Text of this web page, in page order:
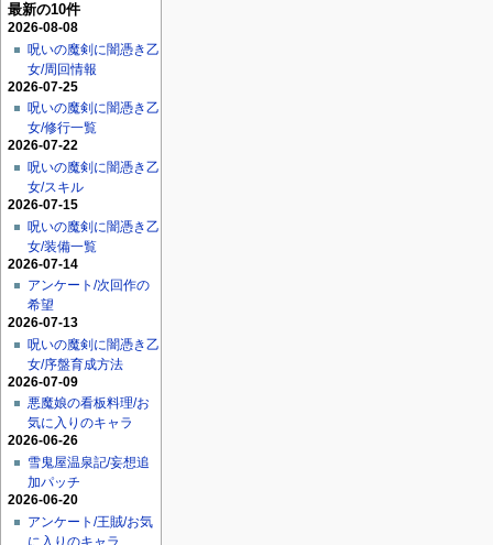
最新の10件
2026-08-08
呪いの魔剣に闇憑き乙
女/周回情報
2026-07-25
呪いの魔剣に闇憑き乙
女/修行一覧
2026-07-22
呪いの魔剣に闇憑き乙
女/スキル
2026-07-15
呪いの魔剣に闇憑き乙
女/装備一覧
2026-07-14
アンケート/次回作の
希望
2026-07-13
呪いの魔剣に闇憑き乙
女/序盤育成方法
2026-07-09
悪魔娘の看板料理/お
気に入りのキャラ
2026-06-26
雪鬼屋温泉記/妄想追
加パッチ
2026-06-20
アンケート/王賊/お気
に入りのキャラ